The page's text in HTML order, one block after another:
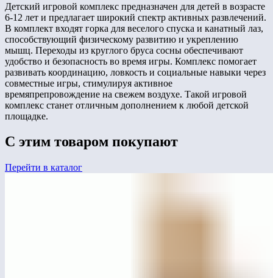
Детский игровой комплекс предназначен для детей в возрасте
6-12 лет и предлагает широкий спектр активных развлечений.
В комплект входят горка для веселого спуска и канатный лаз,
способствующий физическому развитию и укреплению
мышц. Переходы из круглого бруса сосны обеспечивают
удобство и безопасность во время игры. Комплекс помогает
развивать координацию, ловкость и социальные навыки через
совместные игры, стимулируя активное
времяпрепровождение на свежем воздухе. Такой игровой
комплекс станет отличным дополнением к любой детской
площадке.
С этим товаром покупают
Перейти в каталог